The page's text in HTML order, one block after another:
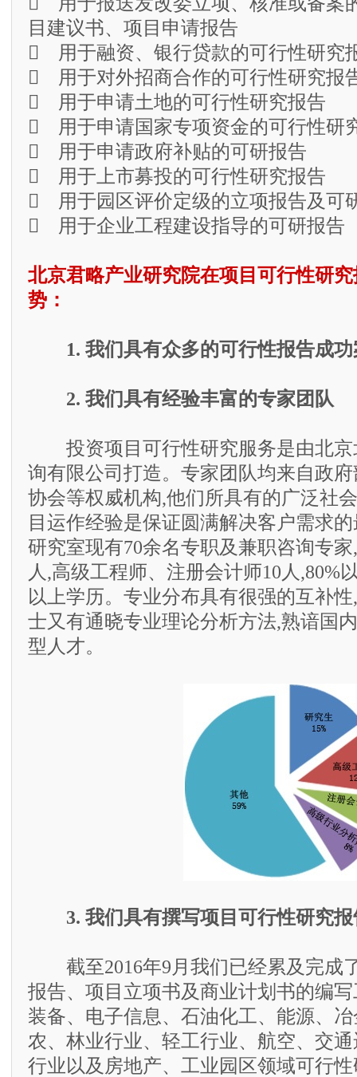
目建议书、项目申请报告
 用于融资、银行贷款的可行性研究
 用于对外招商合作的可行性研究报
 用于申请土地的可行性研究报告
 用于申请国家专项资金的可行性研
 用于申请政府补贴的可研报告
 用于上市募投的可行性研究报告
 用于园区评价定级的立项报告及可
 用于企业工程建设指导的可研报告
北京君略产业研究院在项目可行性研
势：
1. 我们具有众多的可行性报告成功
2. 我们具有经验丰富的专家团队
投资项目可行性研究服务是由北京
询有限公司打造。专家团队均来自政
协会等权威机构,他们所具有的广泛社
目运作经验是保证圆满解决客户需求
研究室现有70余名专职及兼职咨询专
人,高级工程师、注册会计师10人,80%
以上学历。专业分布具有很强的互补
士又有通晓专业理论分析方法,熟谙国
型人才。
3. 我们具有撰写项目可行性研究
截至2016年9月我们已经累及完成
报告、项目立项书及商业计划书的编
装备、电子信息、石油化工、能源、
农、林业行业、轻工行业、航空、交
行业以及房地产、工业园区领域可行